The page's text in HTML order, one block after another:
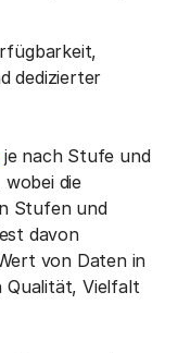
dedizierter
je nach Stufe und
die
Stufen und
davon
von Daten in
Qualität, Vielfalt